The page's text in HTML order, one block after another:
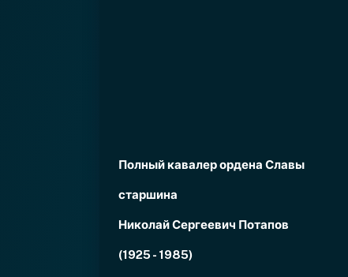
Полный кавалер ордена Славы
старшина
Николай Сергеевич Потапов
(1925 - 1985)